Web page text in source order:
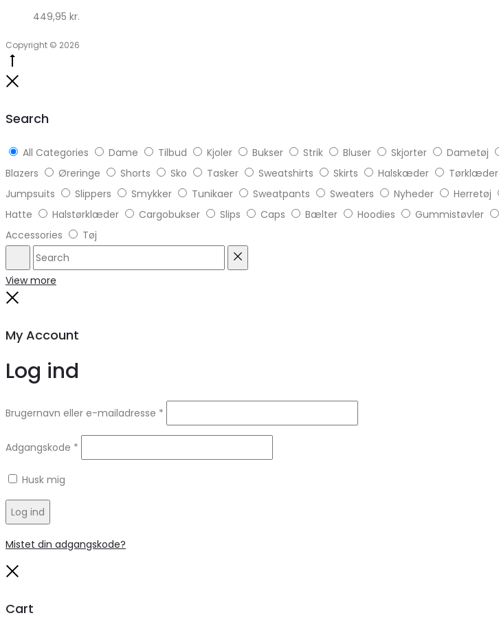
449,95 kr.
Copyright © 2026
Search
All Categories Dame Tilbud Kjoler Bukser Strik Bluser Skjorter Dametøj
Blazers
Øreringe Shorts Sko Tasker Sweatshirts Skirts Halskæder Tørklæder
Jumpsuits
Slippers Smykker Tunikaer Sweatpants Sweaters Nyheder Herretøj
Hatte
Halstørklæder Cargobukser Slips Caps Bælter Hoodies Gummistøvler
Accessories
Tøj
Search
View more
My Account
Log ind
Brugernavn eller e-mailadresse *
Adgangskode *
Husk mig
Log ind
Mistet din adgangskode?
Cart